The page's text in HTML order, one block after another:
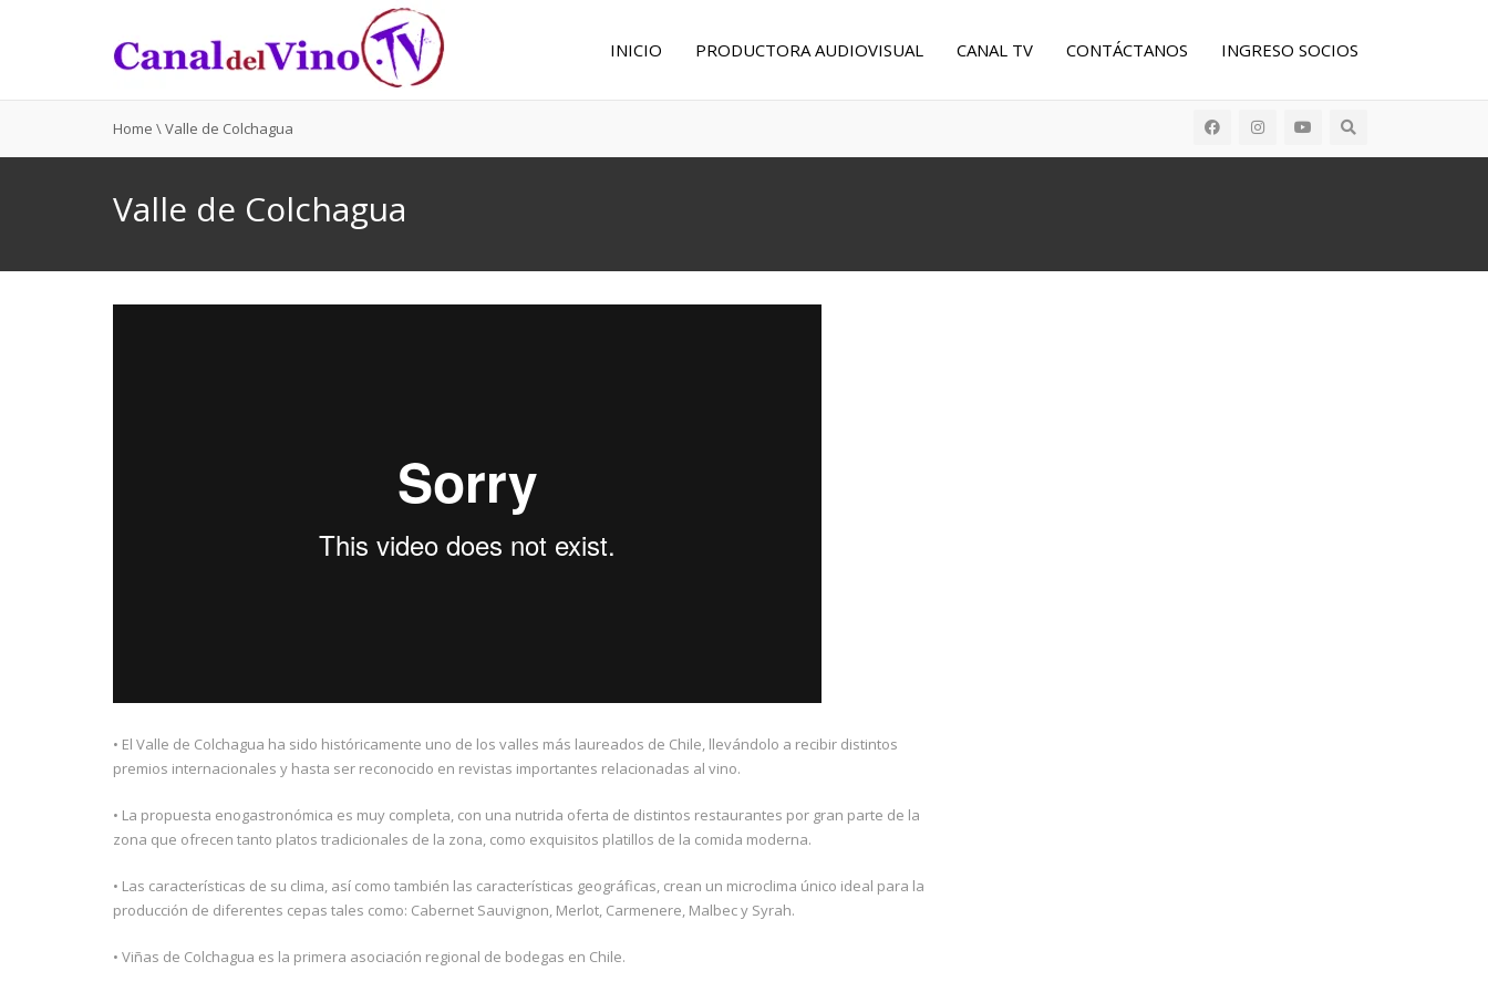
INICIO PRODUCTORA AUDIOVISUAL CANAL TV CONTÁCTANOS INGRESO SOCIOS
Home \Valle de Colchagua
Valle de Colchagua
• El Valle de Colchagua ha sido históricamente uno de los valles más laureados de Chile, llevándolo a recibir distintos
premios internacionales y hasta ser reconocido en revistas importantes relacionadas al vino.
• La propuesta enogastronómica es muy completa, con una nutrida oferta de distintos restaurantes por gran parte de la
zona que ofrecen tanto platos tradicionales de la zona, como exquisitos platillos de la comida moderna.
• Las características de su clima, así como también las características geográficas, crean un microclima único ideal para la
producción de diferentes cepas tales como: Cabernet Sauvignon, Merlot, Carmenere, Malbec y Syrah.
• Viñas de Colchagua es la primera asociación regional de bodegas en Chile.